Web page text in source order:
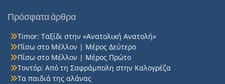
Πρόσφατα άρθρα
Timor: Ταξίδι στην «Ανατολική Ανατολή»
Πίσω στο Μέλλον | Μέρος Δεύτερο
Πίσω στο Μέλλον | Μέρος Πρώτο
Τοντόρ: Από τη Σαφράμπολη στην Καλογρέζα
Τα παιδιά της αλάνας